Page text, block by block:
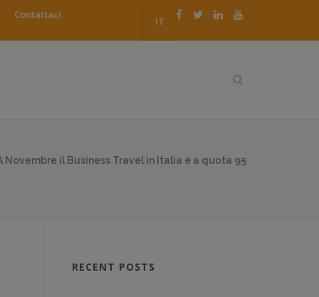
IT
Contattaci
Novembre il Business Travel in Italia è a quota 95
RECENT POSTS